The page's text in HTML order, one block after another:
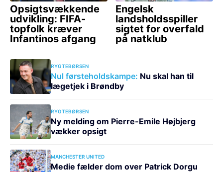
RYGTEBØRSEN
Nul førsteholdskampe: Nu skal han til
lægetjek i Brøndby
RYGTEBØRSEN
Ny melding om Pierre-Emile Højbjerg
vækker opsigt
MANCHESTER UNITED
Medie fælder dom over Patrick Dorgu